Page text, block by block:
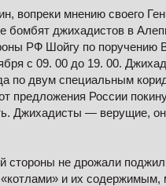
вопреки мнению своего
бомбят джихадистов в
РФ Шойгу по
с 09. 00 до 19. 00.
по двум специальным
предложения России
Джихадисты — верущие,
не дрожали
и их